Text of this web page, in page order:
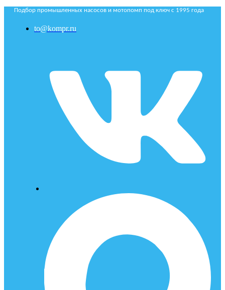
Подбор промышленных насосов и мотопомп под ключ с 1995 года
to@kompr.ru